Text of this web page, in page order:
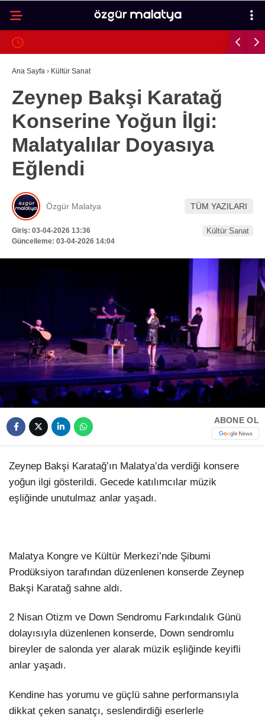
Facebook
Instagram
Youtube
18.6°
GALERİ
MALATYA
İLÇELER
ASAYIŞ
SPOR
GÜNDEM
POLITIKA
EKONOMI
NÖBETÇI ECZANELER
NAMAZ VAKITLERI
Ana Sayfa › Kültür Sanat
Zeynep Bakşi Karatağ
Konserine Yoğun İlgi:
Malatyalılar Doyasıya
Eğlendi
Özgür Malatya TÜM YAZILARI
Giriş: 03-04-2026 13:36
Güncelleme: 03-04-2026 14:04
Kültür Sanat
ABONE OL
Zeynep Bakşi Karatağ’ın Malatya’da verdiği konsere
yoğun ilgi gösterildi. Gecede katılımcılar müzik
eşliğinde unutulmaz anlar yaşadı.
Malatya Kongre ve Kültür Merkezi’nde Şibumi
Prodüksiyon tarafından düzenlenen konserde Zeynep
Bakşi Karatağ sahne aldı.
2 Nisan Otizm ve Down Sendromu Farkındalık Günü
dolayısıyla düzenlenen konserde, Down sendromlu
bireyler de salonda yer alarak müzik eşliğinde keyifli
anlar yaşadı.
Kendine has yorumu ve güçlü sahne performansıyla
dikkat çeken sanatçı, seslendirdiği eserlerle